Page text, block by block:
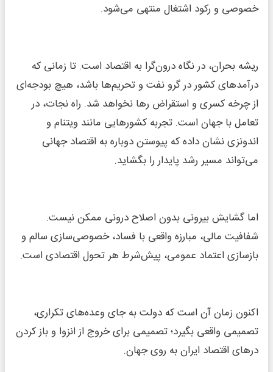
خصوصی و رکود اشتغال منتهی می‌شود.
ریشه بحران، در نگاه درون‌گرا به اقتصاد است. تا زمانی که
درآمدهای کشور در گرو نفت و تحریم‌ها باشد، هیچ بودجه‌ای
از چرخه کسری و استقراض رها نخواهد شد. راه نجات، در
تعامل با جهان است. تجربه کشورهایی مانند ویتنام و
اندونزی نشان داده که پیوستن دوباره به اقتصاد جهانی
می‌تواند مسیر رشد پایدار را بگشاید.
اما گشایش بیرونی بدون اصلاح درونی ممکن نیست.
شفافیت مالی، مبارزه واقعی با فساد، خصوصی‌سازی سالم و
بازسازی اعتماد عمومی، پیش‌شرط هر تحول اقتصادی است.
اکنون زمان آن است که دولت به جای وعده‌های تکراری،
تصمیمی واقعی بگیرد؛ تصمیمی برای خروج از انزوا و باز کردن
درهای اقتصاد ایران به روی جهان.